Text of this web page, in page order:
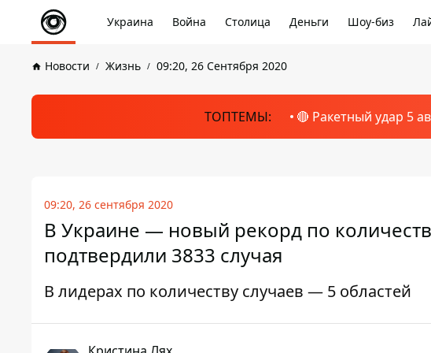
Украина Война Столица Деньги Шоу-биз
Новости Жизнь 09:20, 26 Сентября 2020
ТОПТЕМЫ: 🔴 Ракетный удар 5
09:20, 26 сентября 2020
В Украине — новый рекорд по
подтвердили 3833 случая
В лидерах по количеству случаев — 5 областей